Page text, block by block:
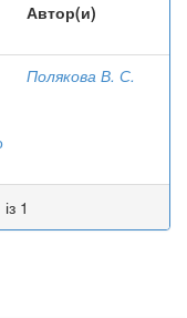
Автор(и)
Полякова В. С.
1